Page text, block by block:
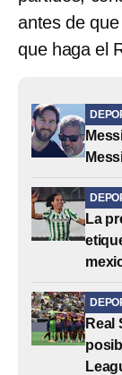
antes de
que haga el
La
Real